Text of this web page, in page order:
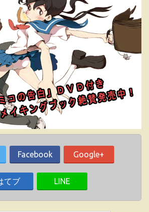
Facebook Google+
てブ LINE